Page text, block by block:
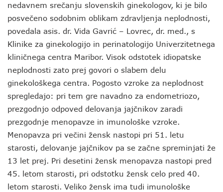
nedavnem srečanju slovenskih ginekologov, ki je bilo
posvečeno sodobnim oblikam zdravljenja neplodnosti,
povedala asis. dr. Vida Gavrić – Lovrec, dr. med., s
Klinike za ginekologijo in perinatologijo Univerzitetnega
kliničnega centra Maribor. Visok odstotek idiopatske
neplodnosti zato prej govori o slabem delu
ginekološkega centra. Pogosto vzroke za neplodnost
spregledajo: pri tem gre navadno za endometriozo,
prezgodnjo odpoved delovanja jajčnikov zaradi
prezgodnje menopavze in imunološke vzroke.
Menopavza pri večini žensk nastopi pri 51. letu
starosti, delovanje jajčnikov pa se začne spreminjati že
13 let prej. Pri desetini žensk menopavza nastopi pred
45. letom starosti, pri odstotku žensk celo pred 40.
letom starosti. Veliko žensk ima tudi imunološke